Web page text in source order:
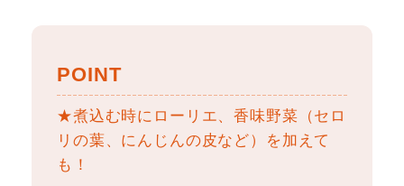
POINT
★煮込む時にローリエ、香味野菜（セロ
リの葉、にんじんの皮など）を加えて
も！